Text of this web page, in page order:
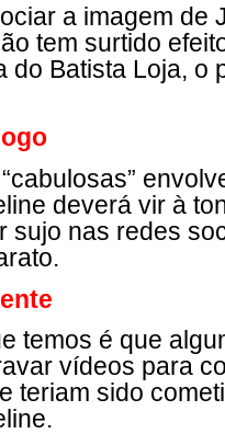
a imagem de
tem surtido
do Batista Loja, o
deverá vir à
sujo nas redes
temos é que
vídeos para
teriam sido